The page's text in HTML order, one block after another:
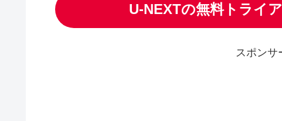
U-NEXTの無料トライ
スポンサ